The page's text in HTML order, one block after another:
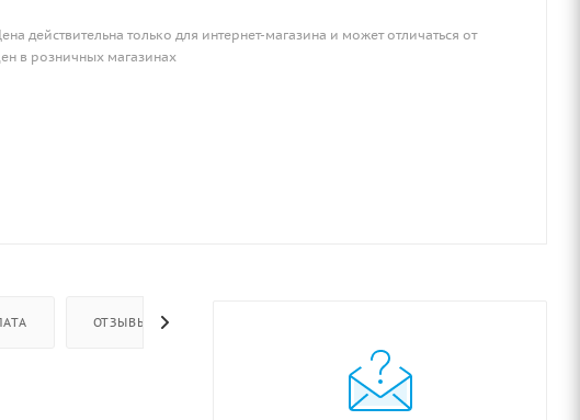
действительна только для интернет-магазина и может отличаться от
в розничных магазинах
ОТЗЫВЫ